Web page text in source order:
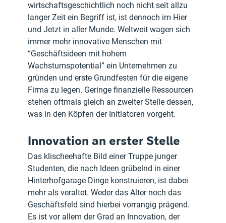
wirtschaftsgeschichtlich noch nicht seit allzu
langer Zeit ein Begriff ist, ist dennoch im Hier
und Jetzt in aller Munde. Weltweit wagen sich
immer mehr innovative Menschen mit
“Geschäftsideen mit hohem
Wachstumspotential” ein Unternehmen zu
gründen und erste Grundfesten für die eigene
Firma zu legen. Geringe finanzielle Ressourcen
stehen oftmals gleich an zweiter Stelle dessen,
was in den Köpfen der Initiatoren vorgeht.
Innovation an erster Stelle
Das klischeehafte Bild einer Truppe junger
Studenten, die nach Ideen grübelnd in einer
Hinterhofgarage Dinge konstruieren, ist dabei
mehr als veraltet. Weder das Alter noch das
Geschäftsfeld sind hierbei vorrangig prägend.
Es ist vor allem der Grad an Innovation, der